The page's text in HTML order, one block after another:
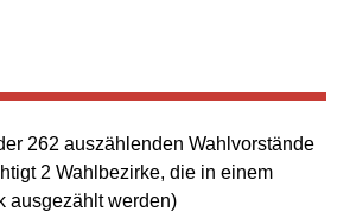
262 auszählenden Wahlvorstände
2 Wahlbezirke, die in einem
ausgezählt werden)